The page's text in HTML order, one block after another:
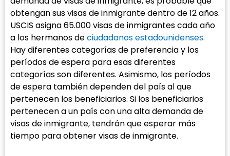
obtengan sus visas de inmigrante dentro de 12 años.
USCIS asigna 65.000 visas de inmigrantes cada año
a los hermanos deciudadanos estadounidenses.
Hay diferentes categorías de preferencia y los
períodos de espera para esas diferentes
categorías son diferentes. Asimismo, los períodos
de espera también dependen del país al que
pertenecen los beneficiarios. Si los beneficiarios
pertenecen a un país con una alta demanda de
visas de inmigrante, tendrán que esperar más
tiempo para obtener visas de inmigrante.